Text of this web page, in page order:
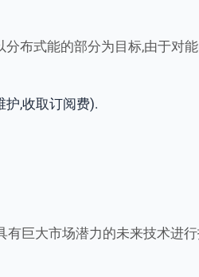
布式能的部分为目标,由于对
护,收取订阅费).
有巨大市场潜力的未来技术进